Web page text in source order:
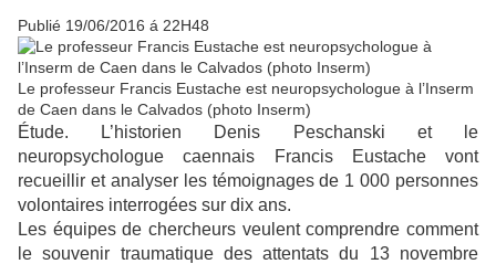
Publié 19/06/2016 á 22H48
Le professeur Francis Eustache est neuropsychologue à l’Inserm
de Caen dans le Calvados (photo Inserm)
Étude. L’historien Denis Peschanski et le
neuropsychologue caennais Francis Eustache vont
recueillir et analyser les témoignages de 1 000 personnes
volontaires interrogées sur dix ans.
Les équipes de chercheurs veulent comprendre comment
le souvenir traumatique des attentats du 13 novembre